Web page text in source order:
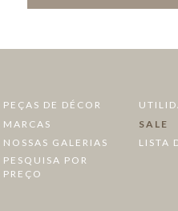
PEÇAS DE DÉCOR
MARCAS
SALE
NOSSAS GALERIAS
LISTA
PESQUISA POR
PREÇO